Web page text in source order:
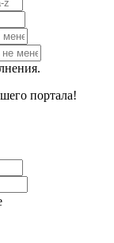
портала!